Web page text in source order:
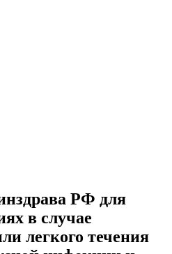
РФ для
в случае
легкого течения